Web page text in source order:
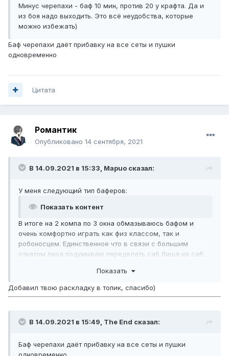
Минус черепахи - баф 10 мин, против 20 у крафта. Да и
из боя надо выходить. Это всё неудобства, которые
можно избежать)
Баф черепахи даёт прибавку на все сеты и пушки
одновременно
Цитата
Романтик
Опубликовано 14 сентября, 2021
В 14.09.2021 в 15:33, Mаpuo сказал:
У меня следующий тип баферов:
Показать контент
В итоге на 2 компа по 3 окна обмазываюсь бафом и
очень комфортно играть как физ классом, так и
робоносцем. Единственное что в связи с большим
откатом пера подумываю переделать саб биша на саб
твинка не входящего в комплект саппорта.
Обычно гангаю некром под таким бафом:
Показать
Добавил твою раскладку в топик, спасибо)
В 14.09.2021 в 15:49, The End сказал:
Баф черепахи даёт прибавку на все сеты и пушки